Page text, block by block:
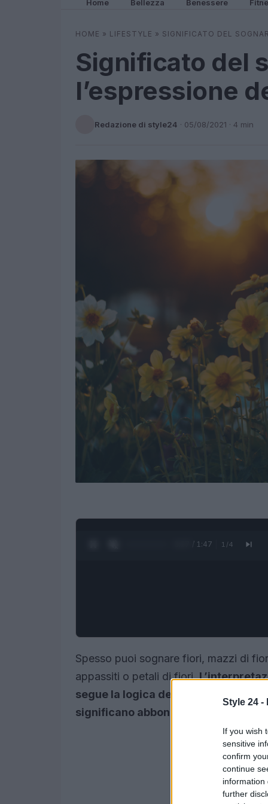
Style 24 -
If you wish
sensitive
confirm
continue
information
further
Home Bellezza Benessere
HOME » LIFESTYLE » SIGNIFICATO DEL
Significato del
l’espressione
Redazione di style24 · 05/08/2021 · 4 min
0:28 / 1:47 1 /4
Spesso puoi sognare fiori, mazzi di
appassiti o petali di fiori.
segue la logica della bellezza
significano abbondanza e felicità.